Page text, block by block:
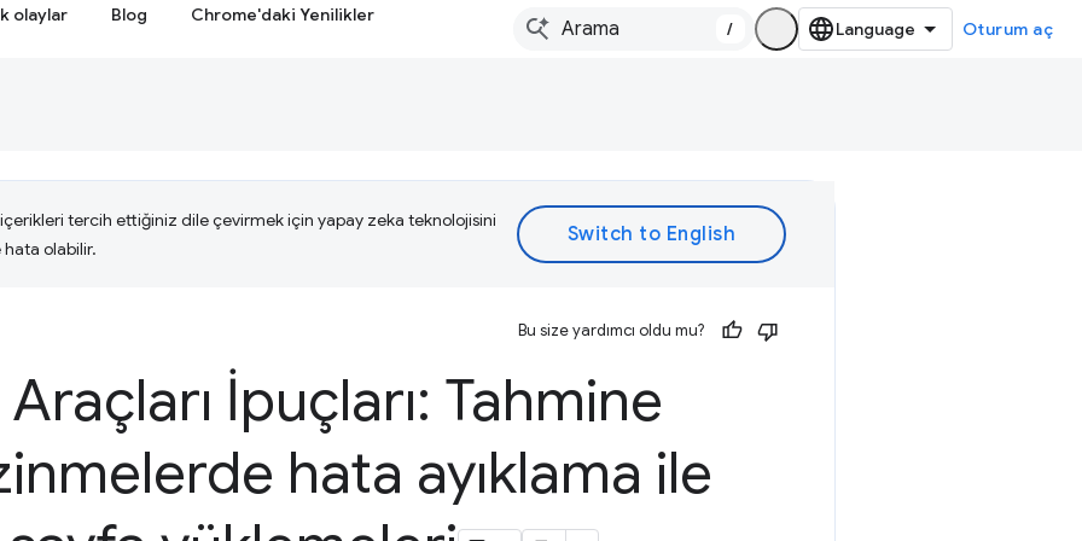
olaylar Blog Chrome'daki Yenilikler
/ Oturum aç
tercih ettiğiniz dile çevirmek için yapay zeka teknolojisini
hata olabilir.
Bu size yardımcı oldu mu?
İpuçları: Tahmine
hata ayıklama ile